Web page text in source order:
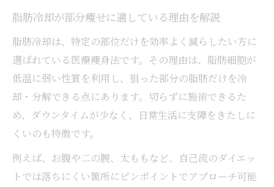
気になる脂肪に挑戦できる新しい痩身法
脂肪冷却で狙える部位と具体的な痩身効果
部分痩せを目指すなら脂肪冷却がなぜ有効
か
脂肪冷却の新しい技術と痩身方法を紹介
気になる部位に脂肪冷却を活かすコツ
脂肪冷却で叶う自然な部分痩せの魅力
脂肪冷却は何回受ければ効果が出るのか解説
脂肪冷却の効果を実感できる回数の目安
脂肪冷却が部分痩せに適している理由を解説
脂肪冷却は、特定の部位だけを効率よく減らしたい方に
選ばれている医療痩身法です。その理由は、脂肪細胞が
低温に弱い性質を利用し、狙った部分の脂肪だけを冷
却・分解できる点にあります。切らずに施術できるた
め、ダウンタイムが少なく、日常生活に支障をきたしに
くいのも特徴です。
例えば、お腹や二の腕、太ももなど、自己流のダイエッ
トでは落ちにくい箇所にピンポイントでアプローチ可能